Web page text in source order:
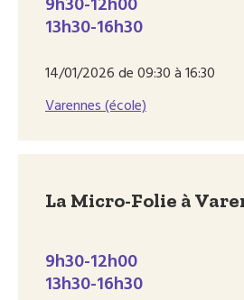
13h30-16h30
14/01/2026 de 09:30 à 16:30
Varennes (école)
La Micro-Folie à
9h30-12h00
13h30-16h30